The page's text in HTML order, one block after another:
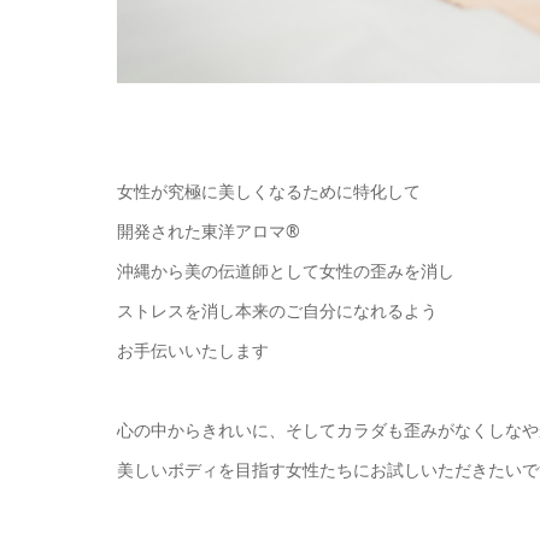
女性が究極に美しくなるために特化して
開発された東洋アロマ®
沖縄から美の伝道師として女性の歪みを消し
ストレスを消し本来のご自分になれるよう
お手伝いいたします
心の中からきれいに、そしてカラダも歪みがなくしな
美しいボディを目指す女性たちにお試しいただきたい